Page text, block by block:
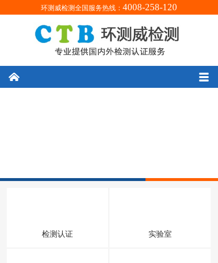
环测威检测全国服务热线： 4008-258-120
󰄫 󰀥
检测认证 实验室